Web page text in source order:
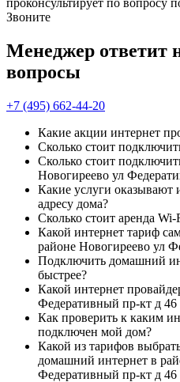
проконсультирует по вопросу
Звоните
Менеджер ответит
вопросы
+7 (495) 662-44-20
Какие акции интернет
Сколько стоит
Сколько стоит
Новогиреево ул
Какие услуги оказывают
адресу дома?
Сколько стоит аренда Wi-
Какой интернет тариф
районе Новогиреево ул
Подключить домашний
быстрее?
Какой интернет
Федеративный пр-кт д 46
Как проверить к каким
подключен мой дом?
Какой из тарифов
домашний интернет в
Федеративный пр-кт д 46